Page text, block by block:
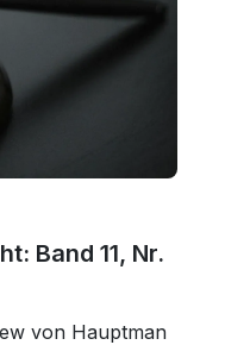
Band 11, Nr.
von Hauptman